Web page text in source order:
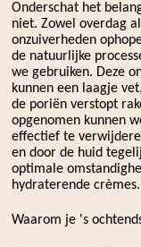
Onderschat het
niet. Zowel overdag
onzuiverheden
de natuurlijke
we gebruiken. Deze
kunnen een laagje
de poriën verstopt
opgenomen kunnen
effectief te
en door de huid
optimale
hydraterende crèmes.
Waarom je 's